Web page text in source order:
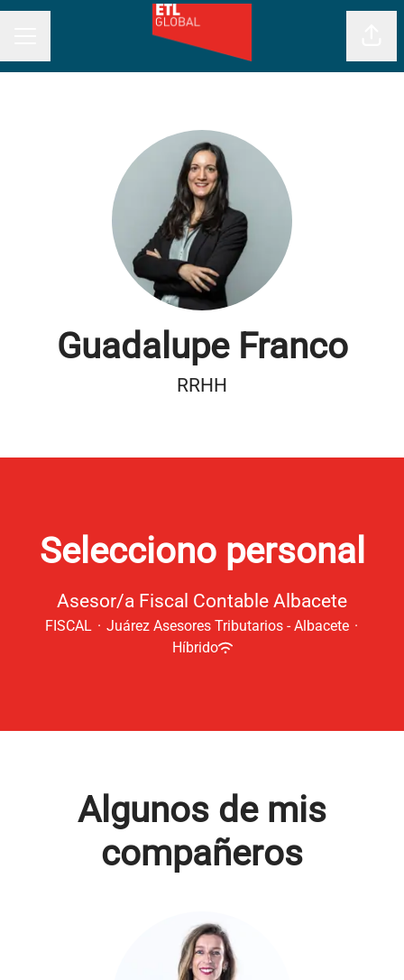
Guadalupe Franco
RRHH
Selecciono personal
Asesor/a Fiscal Contable Albacete
FISCAL · Juárez Asesores Tributarios - Albacete ·
Híbrido
Algunos de mis
compañeros